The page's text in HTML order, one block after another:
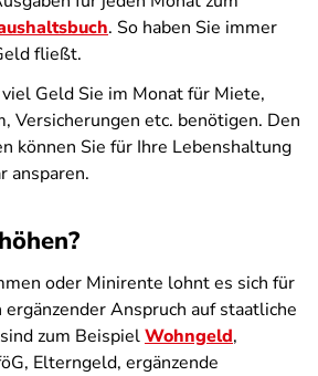
. So haben Sie immer
fließt.
Geld Sie im Monat für Miete,
Versicherungen etc. benötigen. Den
können Sie für Ihre Lebenshaltung
ansparen.
oder Minirente lohnt es sich für
ergänzender Anspruch auf staatliche
zum BeispielWohngeld,
Elterngeld, ergänzende